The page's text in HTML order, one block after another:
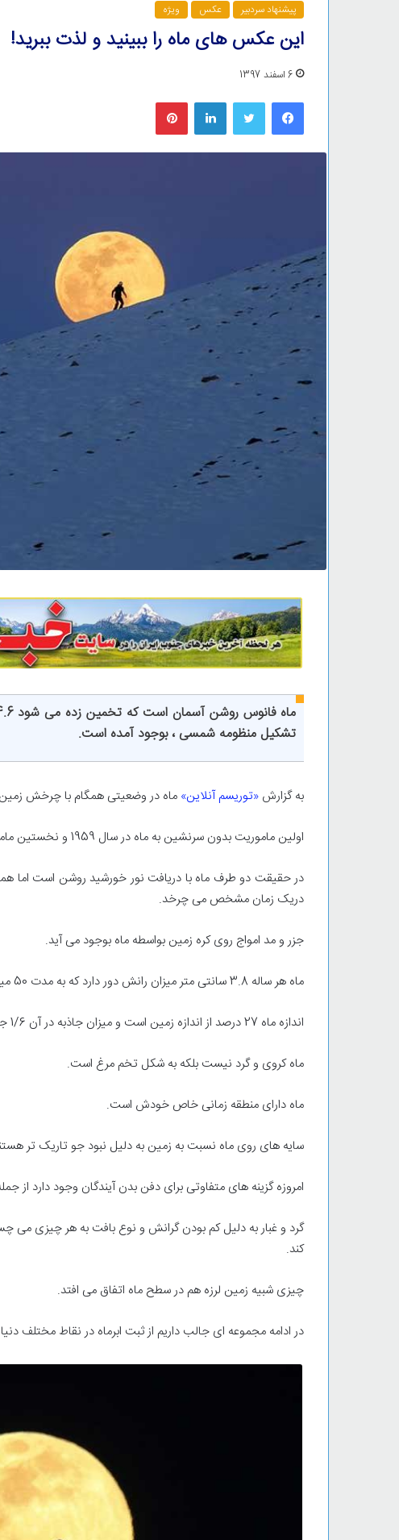
پیشنهاد سردبیر عکس ویژه
این عکس های ماه را ببینید و لذت ببرید!
6 اسفند 1397
فیس بوک لینکدین
تشکیل منظومه شمسی ، بوجود آمده است.
به گزارش «توریسم آنلاین»ماه در وضعیتی همگام با چرخش
اولین ماموریت بدون سرنشین به ماه در سال 1959 و نخستین ماموریت با فرود آپولو 11 در سال 1969 انجام شد.
در حقیقت دو طرف ماه با دریافت نور خورشید روشن است
دریک زمان مشخص می چرخد.
جزر و مد امواج روی کره زمین بواسطه ماه بوجود می آید.
ماه هر ساله 3.8 سانتی متر میزان رانش دور دارد که به مدت 50 میلیارد سال ادامه می یابد.
اندازه ماه 27 درصد از اندازه زمین است و میزان جاذبه در آن 1/6 جاذبه در زمین است.
ماه کروی و گرد نیست بلکه به شکل تخم مرغ است.
ماه دارای منطقه زمانی خاص خودش است.
سایه های روی ماه نسبت به زمین به دلیل نبود جو تاریک تر
امروزه گزینه های متفاوتی برای دفن بدن آیندگان وجود دارد از
گرد و غبار به دلیل کم بودن گرانش و نوع بافت به هر چیزی می
کند.
چیزی شبیه زمین لرزه هم در سطح ماه اتفاق می افتد.
در ادامه مجموعه ای جالب داریم از ثبت ابرماه در نقاط مختلف